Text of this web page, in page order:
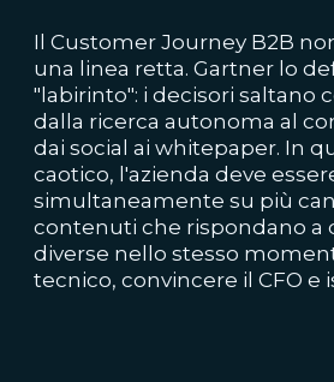
Il Customer Journey B2B
una linea retta. Gartner lo
"labirinto": i decisori saltano
dalla ricerca autonoma al
dai social ai whitepaper. In
caotico, l'azienda deve
simultaneamente su più
contenuti che rispondano a
diverse nello stesso
tecnico, convincere il CFO e